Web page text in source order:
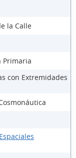
la Calle
Primaria
con Extremidades